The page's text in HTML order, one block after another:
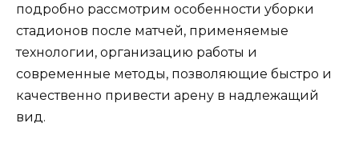
подробно рассмотрим особенности уборки
стадионов после матчей, применяемые
технологии, организацию работы и
современные методы, позволяющие быстро и
качественно привести арену в надлежащий
вид.